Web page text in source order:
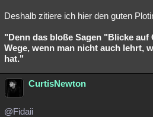
Deshalb zitiere ich hier den guten
"Denn das bloße Sagen "Blicke
Wege, wenn man nicht auch lehrt,
hat."
CurtisNewton
@Fidaii